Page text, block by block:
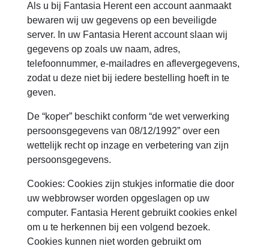
Als u bij Fantasia Herent een account aanmaakt
bewaren wij uw gegevens op een beveiligde
server. In uw Fantasia Herent account slaan wij
gegevens op zoals uw naam, adres,
telefoonnummer, e-mailadres en aflevergegevens,
zodat u deze niet bij iedere bestelling hoeft in te
geven.
De “koper” beschikt conform “de wet verwerking
persoonsgegevens van 08/12/1992” over een
wettelijk recht op inzage en verbetering van zijn
persoonsgegevens.
Cookies: Cookies zijn stukjes informatie die door
uw webbrowser worden opgeslagen op uw
computer. Fantasia Herent gebruikt cookies enkel
om u te herkennen bij een volgend bezoek.
Cookies kunnen niet worden gebruikt om